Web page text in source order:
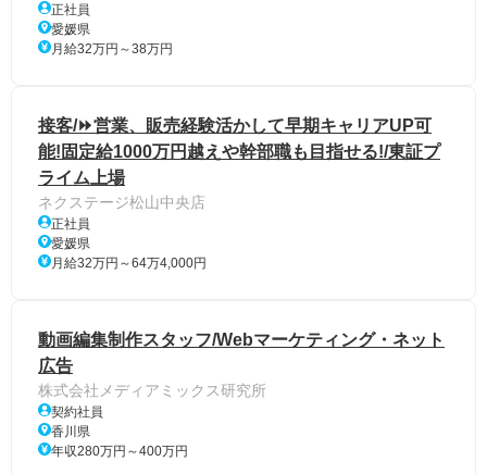
正社員
愛媛県
月給32万円～38万円
接客/⏩️営業、販売経験活かして早期キャリアUP可
能!固定給1000万円越えや幹部職も目指せる!/東証プ
ライム上場
ネクステージ松山中央店
正社員
愛媛県
月給32万円～64万4,000円
動画編集制作スタッフ/Webマーケティング・ネット
広告
株式会社メディアミックス研究所
契約社員
香川県
年収280万円～400万円